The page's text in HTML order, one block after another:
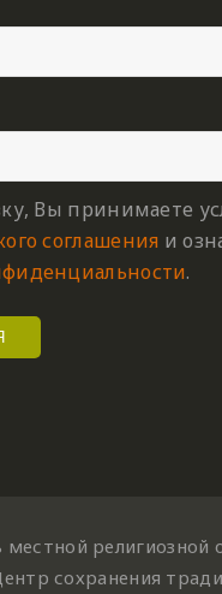
Вы принимаете
соглашения и
.
религиозной
сохранения